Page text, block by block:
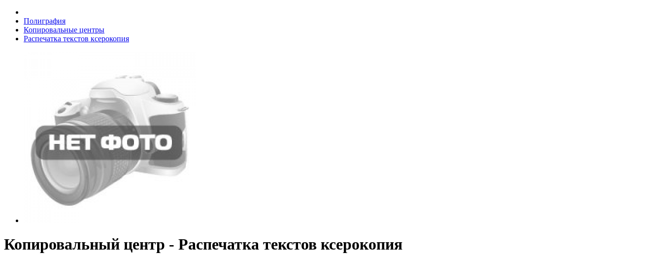
Полиграфия
Копировальные центры
Распечатка текстов ксерокопия
Копировальный центр - Распечатка текстов ксерокопия